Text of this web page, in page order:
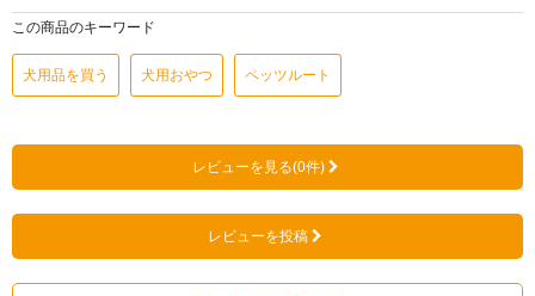
この商品のキーワード
犬用品を買う 犬用おやつ ペッツルート
レビューを見る(0件)
レビューを投稿